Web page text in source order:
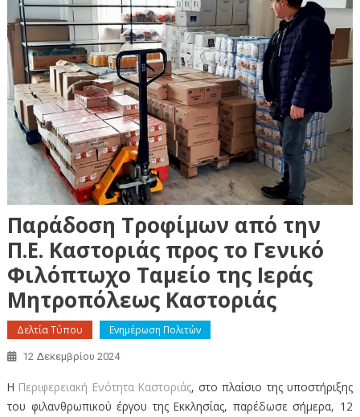
Παράδοση Τροφίμων από την
Π.Ε. Καστοριάς προς το Γενικό
Φιλόπτωχο Ταμείο της Ιεράς
Μητροπόλεως Καστοριάς
Δελτία Τύπου Ενημέρωση Πολιτών
12 Δεκεμβρίου 2024
Η Περιφερειακή Ενότητα Καστοριάς, στο πλαίσιο της υποστήριξης
του φιλανθρωπικού έργου της Εκκλησίας, παρέδωσε σήμερα, 12